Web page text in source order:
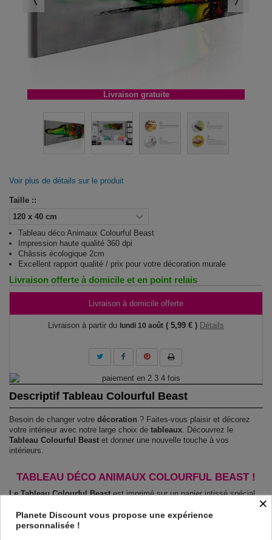
Livraison gratuite
Voir plus de détails sur le produit
Taille ::
Tableau déco Animaux Colourful Beast
Impression haute qualité 360 dpi
Châssis écologique 2cm
Excellent rapport qualité / prix pour votre décoration murale
Livraison offerte à domicile et en point relais
Livraison à domicile offerte
Livraison à partir du lundi 10 août ( 5,99 € ) Détails
Descriptif Tableau Colourful Beast
Besoin de changer votre décoration ? Faites-vous plaisir et décorez
votre intérieur avec notre large choix de tableaux. Découvrez le
Tableau Colourful Beast et donner une nouvelle touche à vos
intérieurs.
TABLEAU DÉCO ANIMAUX COLOURFUL BEAST !
Le Tableau Colourful Beastest imprimé sur un papier intissé spécial
et de haute qualité qui reflète parfaitement les couleurs avec des détails
parfaitement reproduits. Grâce à une impression sur tous les cotés et
une toile tendue sur un châssis fait de matériaux respectueux de
×
Planete Discount vous propose une expérience
personnalisée !